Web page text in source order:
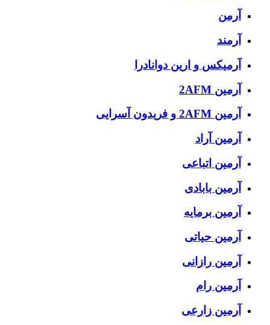
آرمن
آرمند
آرمیکس و ارین دوانادرا
آرمین 2AFM
آرمین 2AFM و فریدون آسرایی
آرمین آراد
آرمین اتباعی
آرمین بابادی
آرمین برمایه
آرمین حیاتی
آرمین رازانی
آرمین رام
آرمین زارعی